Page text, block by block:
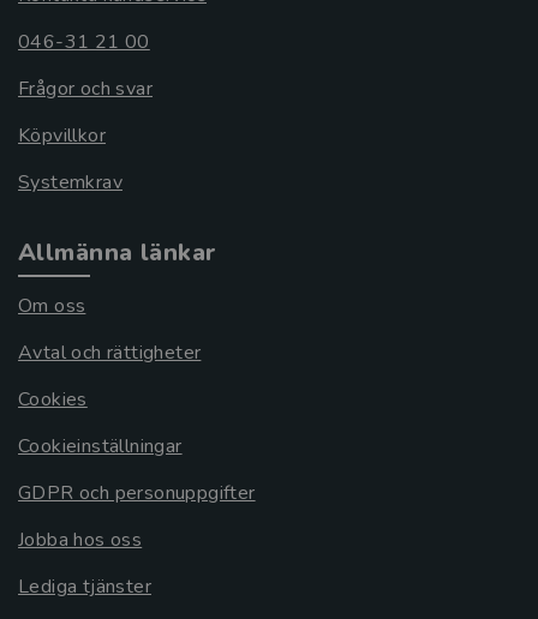
046-31 21 00
Frågor och svar
Köpvillkor
Systemkrav
Allmänna länkar
Om oss
Avtal och rättigheter
Cookies
Cookieinställningar
GDPR och personuppgifter
Jobba hos oss
Lediga tjänster